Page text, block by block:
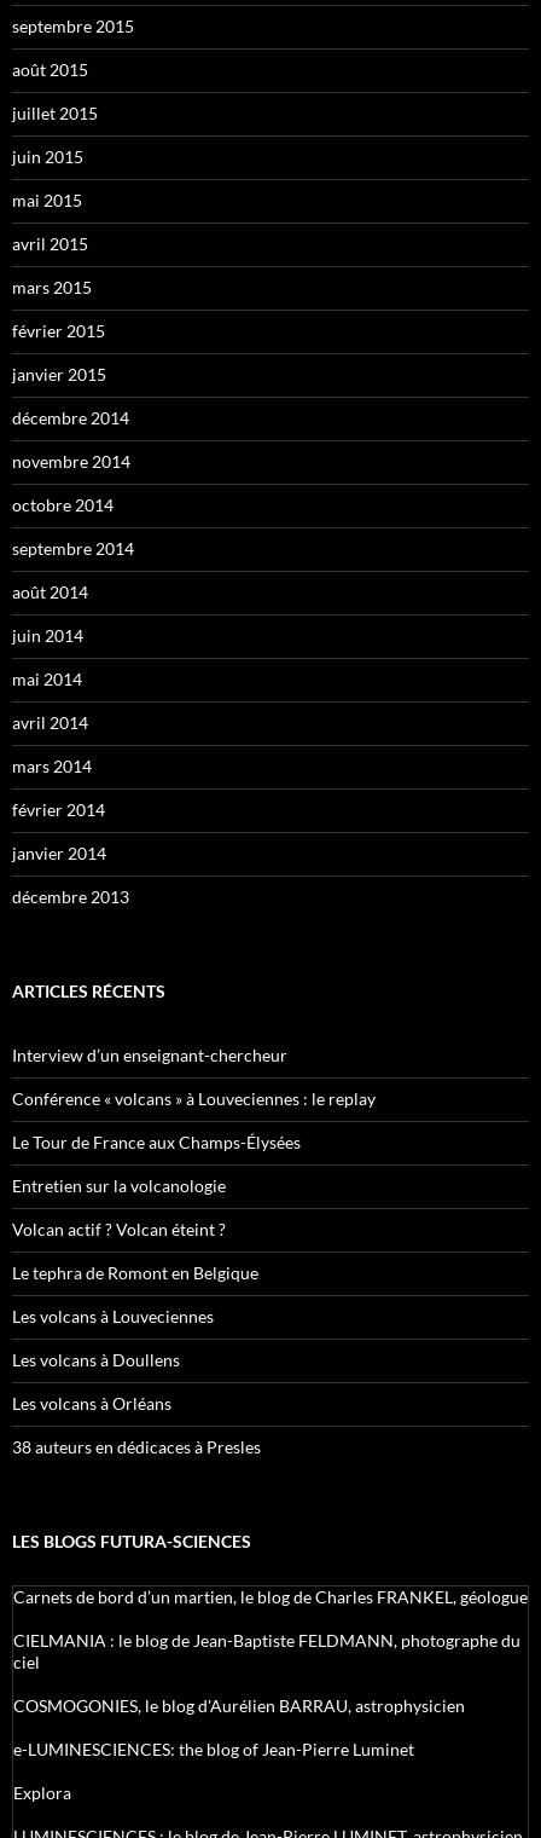
septembre 2015
août 2015
juillet 2015
juin 2015
mai 2015
avril 2015
mars 2015
février 2015
janvier 2015
décembre 2014
novembre 2014
octobre 2014
septembre 2014
août 2014
juin 2014
mai 2014
avril 2014
mars 2014
février 2014
janvier 2014
décembre 2013
ARTICLES RÉCENTS
Interview d’un enseignant-chercheur
Conférence « volcans » à Louveciennes : le replay
Le Tour de France aux Champs-Élysées
Entretien sur la volcanologie
Volcan actif ? Volcan éteint ?
Le tephra de Romont en Belgique
Les volcans à Louveciennes
Les volcans à Doullens
Les volcans à Orléans
38 auteurs en dédicaces à Presles
LES BLOGS FUTURA-SCIENCES
Carnets de bord d’un martien, le blog de Charles FRANKEL, géologue
CIELMANIA : le blog de Jean-Baptiste FELDMANN, photographe du
ciel
COSMOGONIES, le blog d'Aurélien BARRAU, astrophysicien
e-LUMINESCIENCES: the blog of Jean-Pierre Luminet
Explora